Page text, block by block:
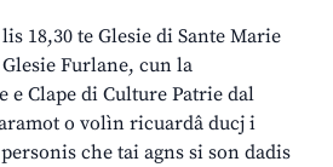
18,30 te Glesie di Sante Marie
Furlane, cun la
Clape di Culture Patrie dal
o volìn ricuardâ ducj i
che tai agns si son dadis